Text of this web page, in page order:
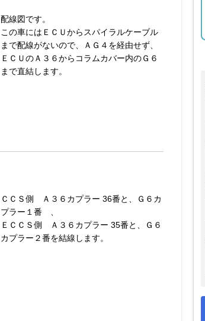
配線図です。
この車にはＥＣＵからスパイラルケーブル
まで配線がないので、ＡＧ４を経由せず、
ＥＣＵのＡ３６からコラムカバー内のＧ６
まで直結します。
ＣＣＳ側 Ａ３６カプラー 36番と、Ｇ６カ
プラー１番 、
ＥＣＣＳ側 Ａ３６カプラー 35番と、Ｇ６
カプラー２番を結線します。